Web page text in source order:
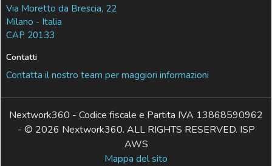
Via Moretto da Brescia, 22
Milano - Italia
CAP 20133
Contatti
Contatta il nostro team per maggiori informazioni
Nextwork360 - Codice fiscale e Partita IVA 13868590962
- © 2026 Nextwork360. ALL RIGHTS RESERVED. ISP
AWS
Mappa del sito